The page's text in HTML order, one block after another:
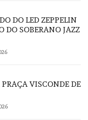
DO LED ZEPPELIN
SOBERANO JAZZ
VISCONDE DE